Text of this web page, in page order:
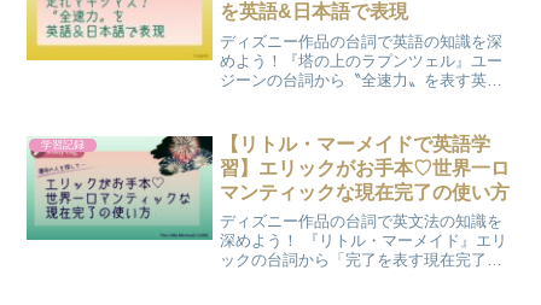
を英語&日本語で表現
ディズニー作品の台詞で英語の知識を深
めよう！『塔の上のラプンツェル』ユー
ジーンの台詞から〝全速力〟を表す英語
学習記録
【リトル・マーメイドで英語学
習】エリックがお手本♡世界一ロ
マンティックな現在完了の使い方
ディズニー作品の台詞で英文法の知識を
深めよう！ 『リトル・マーメイド』エリ
ックの台詞から「完了を表す現在完了」